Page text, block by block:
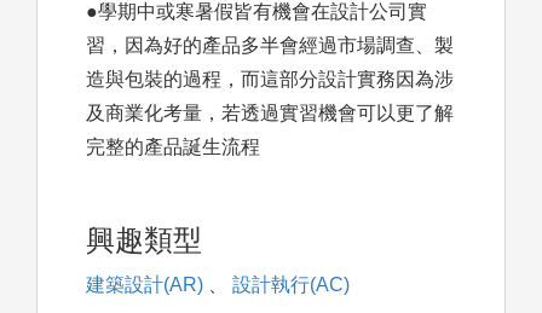
●學期中或寒暑假皆有機會在設計公司實
習，因為好的產品多半會經過市場調查、製
造與包裝的過程，而這部分設計實務因為涉
及商業化考量，若透過實習機會可以更了解
完整的產品誕生流程
興趣類型
建築設計(AR) 、 設計執行(AC)